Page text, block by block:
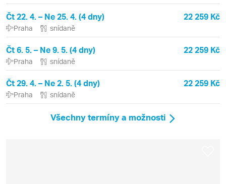
Čt 22. 4. – Ne 25. 4. (4 dny) 22 259 Kč
Praha snídaně
Čt 6. 5. – Ne 9. 5. (4 dny) 22 259 Kč
Praha snídaně
Čt 29. 4. – Ne 2. 5. (4 dny) 22 259 Kč
Praha snídaně
Všechny termíny a možnosti